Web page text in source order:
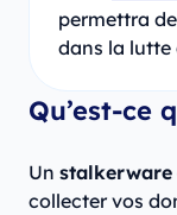
permettra
dans la lutte
Qu’est-ce
Un stalkerware
collecter vos